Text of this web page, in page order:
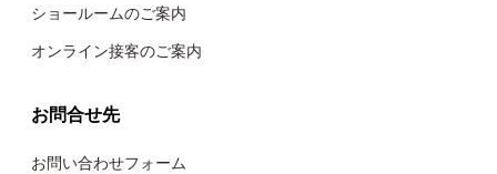
ショールームのご案内
オンライン接客のご案内
お問合せ先
お問い合わせフォーム